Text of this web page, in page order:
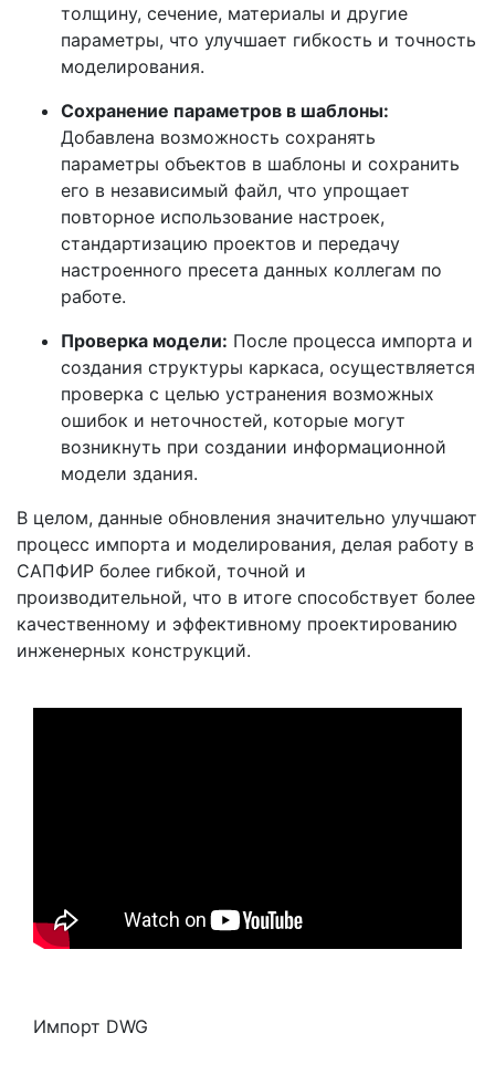
толщину, сечение, материалы и другие
параметры, что улучшает гибкость и точность
моделирования.
Сохранение параметров в шаблоны:
Добавлена возможность сохранять
параметры объектов в шаблоны и сохранить
его в независимый файл, что упрощает
повторное использование настроек,
стандартизацию проектов и передачу
настроенного пресета данных коллегам по
работе.
Проверка модели: После процесса импорта и
создания структуры каркаса, осуществляется
проверка с целью устранения возможных
ошибок и неточностей, которые могут
возникнуть при создании информационной
модели здания.
В целом, данные обновления значительно улучшают
процесс импорта и моделирования, делая работу в
САПФИР более гибкой, точной и
производительной, что в итоге способствует более
качественному и эффективному проектированию
инженерных конструкций.
Импорт DWG